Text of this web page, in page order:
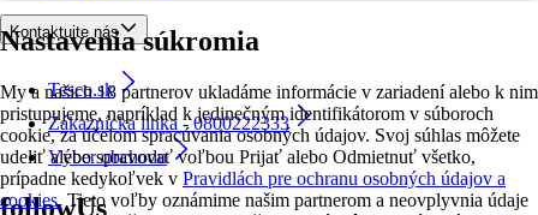
Nastavenia súkromia
My a našich 18 partnerov ukladáme informácie v zariadení alebo k nim
pristupujeme, napríklad k jedinečným identifikátorom v súboroch
cookie, za účelom spracúvania osobných údajov. Svoj súhlas môžete
udeliť alebo spravovať voľbou Prijať alebo Odmietnuť všetko,
prípadne kedykoľvek v Pravidlách pre ochranu osobných údajov a
cookies. Tieto voľby oznámime našim partnerom a neovplyvnia údaje
Kontaktujte nás
Tesco.sk
Zákaznícka linka - 0800222333
Výber obchodu
followUs